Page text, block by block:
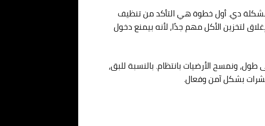
دي. أول خطوة هي التأكد من تنظيف
لتخزين الأكل مهم جدًا، لأنه بيمنع دخول
ونمسح الأرضيات بانتظام. بالنسبة للبق،
بشكل آمن وفعال.